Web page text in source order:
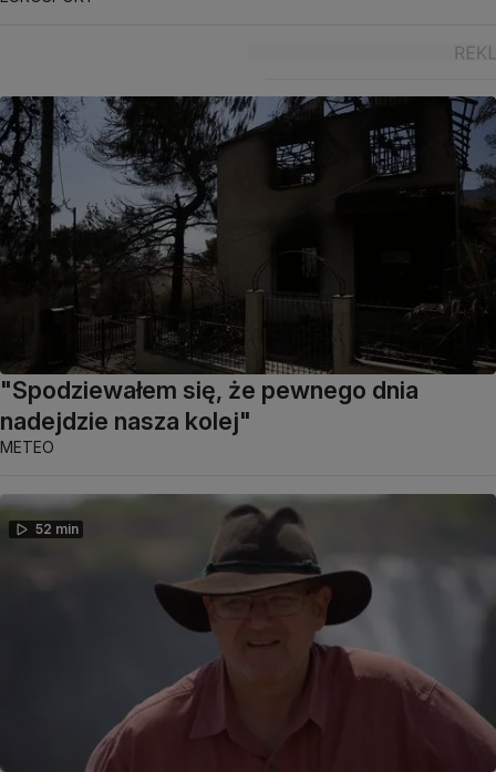
"Spodziewałem się, że pewnego dnia
nadejdzie nasza kolej"
METEO
52 min